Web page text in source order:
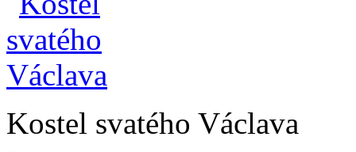
Kostel svatého Václava